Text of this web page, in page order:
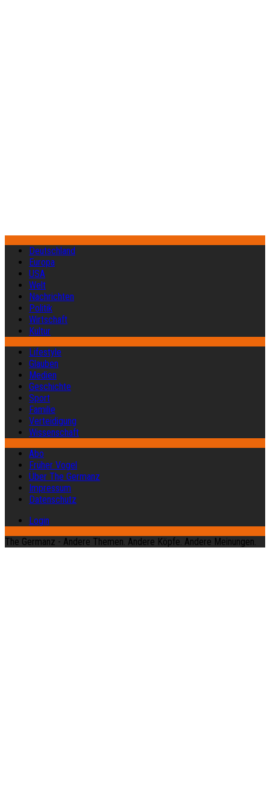
Deutschland
Europa
USA
Welt
Nachrichten
Politik
Wirtschaft
Kultur
Lifestyle
Glauben
Medien
Geschichte
Sport
Familie
Verteidigung
Wissenschaft
Abo
Früher Vogel
Über The Germanz
Impressum
Datenschutz
Login
The Germanz - Andere Themen. Andere Köpfe. Andere Meinungen.